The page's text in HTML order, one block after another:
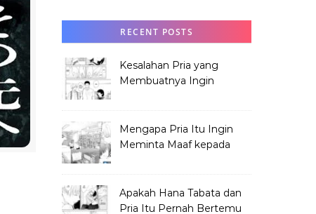
RECENT POSTS
Kesalahan Pria yang
Membuatnya Ingin
Mengapa Pria Itu Ingin
Meminta Maaf kepada
Apakah Hana Tabata dan
Pria Itu Pernah Bertemu